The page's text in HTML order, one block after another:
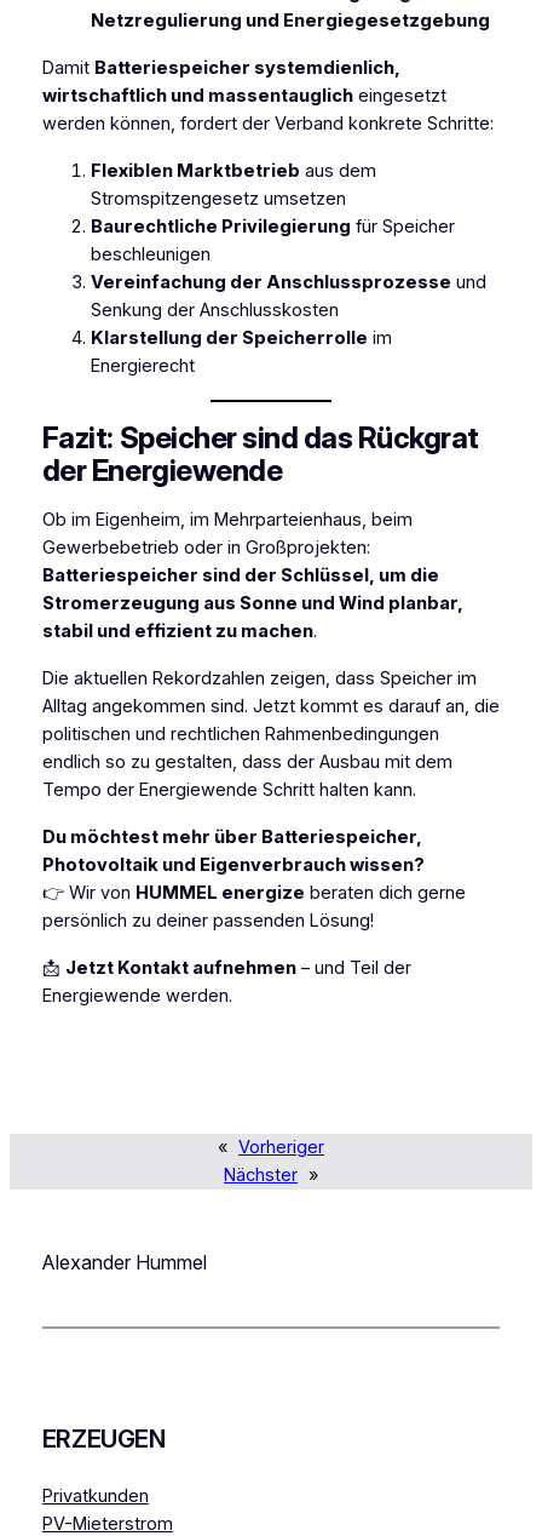
Netzregulierung und Energiegesetzgebung
Damit Batteriespeicher systemdienlich,
wirtschaftlich und massentauglicheingesetzt
werden können, fordert der Verband konkrete Schritte:
Flexiblen Marktbetrieb aus dem
Stromspitzengesetz umsetzen
Baurechtliche Privilegierung für Speicher
beschleunigen
Vereinfachung der Anschlussprozesse und
Senkung der Anschlusskosten
Klarstellung der Speicherrolle im
Energierecht
Fazit: Speicher sind das Rückgrat
der Energiewende
Ob im Eigenheim, im Mehrparteienhaus, beim
Gewerbebetrieb oder in Großprojekten:
Batteriespeicher sind der Schlüssel, um die
Stromerzeugung aus Sonne und Wind planbar,
stabil und effizient zu machen.
Die aktuellen Rekordzahlen zeigen, dass Speicher im
Alltag angekommen sind. Jetzt kommt es darauf an, die
politischen und rechtlichen Rahmenbedingungen
endlich so zu gestalten, dass der Ausbau mit dem
Tempo der Energiewende Schritt halten kann.
Du möchtest mehr über Batteriespeicher,
Photovoltaik und Eigenverbrauch wissen?
👉 Wir von HUMMEL energize beraten dich gerne
persönlich zu deiner passenden Lösung!
📩 Jetzt Kontakt aufnehmen– und Teil der
Energiewende werden.
« Vorheriger
Nächster »
Alexander Hummel
ERZEUGEN
Privatkunden
PV-Mieterstrom